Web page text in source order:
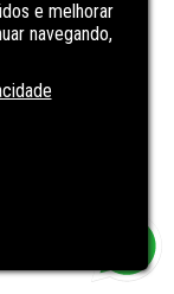
e melhorar
navegando,